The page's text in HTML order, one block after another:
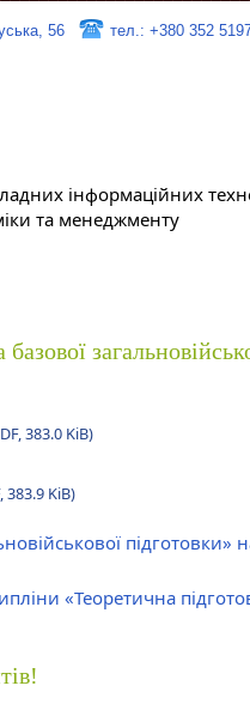
56 тел.: +380 352
інформаційних
та менеджменту
383.0 KiB)
383.9 KiB)
«Теоретична